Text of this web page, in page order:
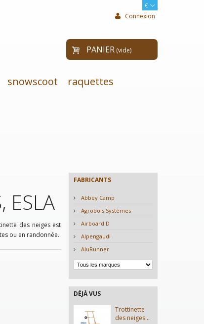
€
Connexion
PANIER (vide)
snowscoot
raquettes
ESLA
des neiges est
ou en randonnée.
FABRICANTS
Abbey Camp
Agrobois Systèmes
Airboard D
Alpengaudi
AluRunner
DÉJÀ VUS
Trottinette
des neiges...